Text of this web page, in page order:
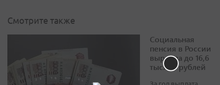
Смотрите также
Социальная
пенсия в России
выросла до 16,6
тысячи рублей